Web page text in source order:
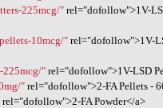
225mcg/" rel="dofollow">1V-
10mcg/"rel="dofollow">1V-
225mcg/" rel="dofollow">1V-LSD
"rel="dofollow">2-FA Pellets -
rel="dofollow">2-FA Powder</a>